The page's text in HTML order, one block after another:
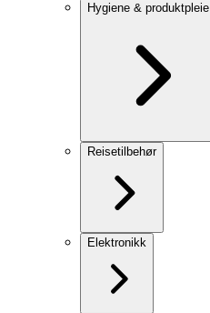
Hygiene & produktpleie
Reisetilbehør
Elektronikk